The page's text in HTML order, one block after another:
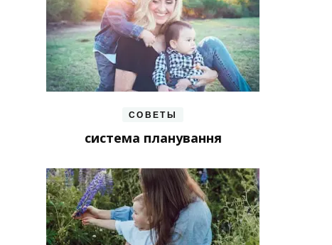
СОВЕТЫ
система планування